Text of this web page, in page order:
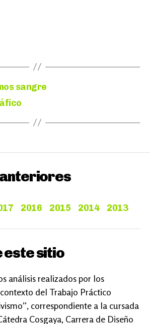
sangre
2016 2015 2014 2013
este sitio
análisis realizados por los
del Trabajo Práctico
correspondiente a la cursada
Cosgaya, Carrera de Diseño